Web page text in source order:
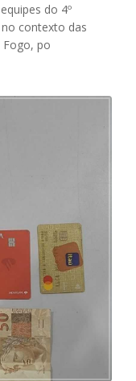
do 4º
contexto das
Fogo, po